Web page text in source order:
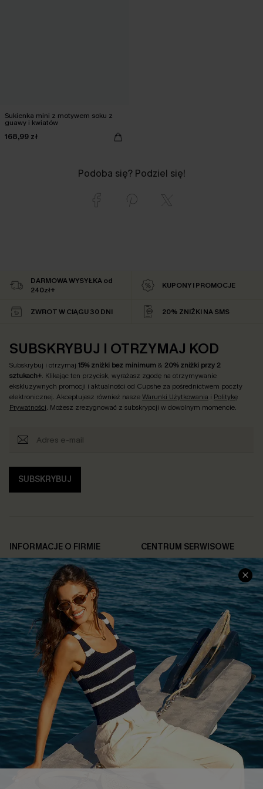
Sukienka mini z motywem soku z
guawy i kwiatów
168,99 zł
Podoba się? Podziel się!
DARMOWA WYSYŁKA od
240zł+
KUPONY I PROMOCJE
ZWROT W CIĄGU 30 DNI 20% ZNIŻKI NA SMS
SUBSKRYBUJ I OTRZYMAJ KOD
Subskrybuj i otrzymaj 15% zniżki bez minimum& 20% zniżki przy 2
sztukach+. Klikając ten przycisk, wyrażasz zgodę na otrzymywanie
ekskluzywnych promocji i aktualności od Cupshe za pośrednictwem poczty
elektronicznej. Akceptujesz również naszeWarunki Użytkowania i Politykę
Prywatności. Możesz zrezygnować z subskrypcji w dowolnym momencie.
SUBSKRYBUJ
INFORMACJE O FIRMIE
O NAS
Opinie Klientów
Polityka Prywatności
Warunki & Zasady
Łańcuch Dostaw Cupshe
20% Zniżki na SMS
CENTRUM SERWISOWE
Informacje o Wysyłce
Jak Śledzić
Polityka Zwrotów
Rozpocznij Zwrot
Informacje o Rozmiarach
FAQS
Kontakt z Nami
POPULARNA KOLEKCJA
Nowości